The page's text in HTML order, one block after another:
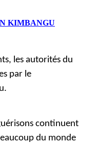
KIMBANGU
les autorités du
par le
continuent
du monde